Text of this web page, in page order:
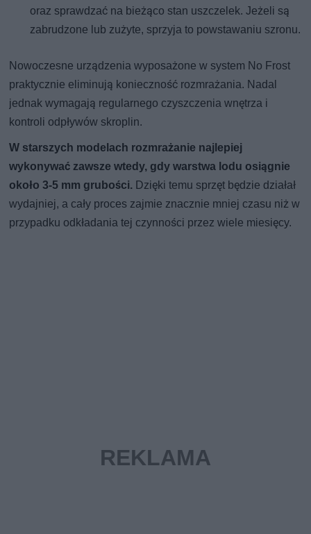
oraz sprawdzać na bieżąco stan uszczelek. Jeżeli są
zabrudzone lub zużyte, sprzyja to powstawaniu szronu.
Nowoczesne urządzenia wyposażone w system No Frost
praktycznie eliminują konieczność rozmrażania. Nadal
jednak wymagają regularnego czyszczenia wnętrza i
kontroli odpływów skroplin.
W starszych modelach rozmrażanie najlepiej
wykonywać zawsze wtedy, gdy warstwa lodu osiągnie
około 3-5 mm grubości. Dzięki temu sprzęt będzie działał
wydajniej, a cały proces zajmie znacznie mniej czasu niż w
przypadku odkładania tej czynności przez wiele miesięcy.